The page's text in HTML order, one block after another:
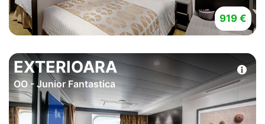
919 €
EXTERIOARA
OO - Junior Fantastica